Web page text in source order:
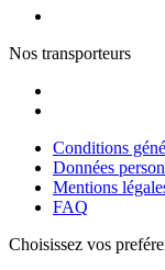
Nos transporteurs
Conditions
Données
Mentions
FAQ
Choisissez vos